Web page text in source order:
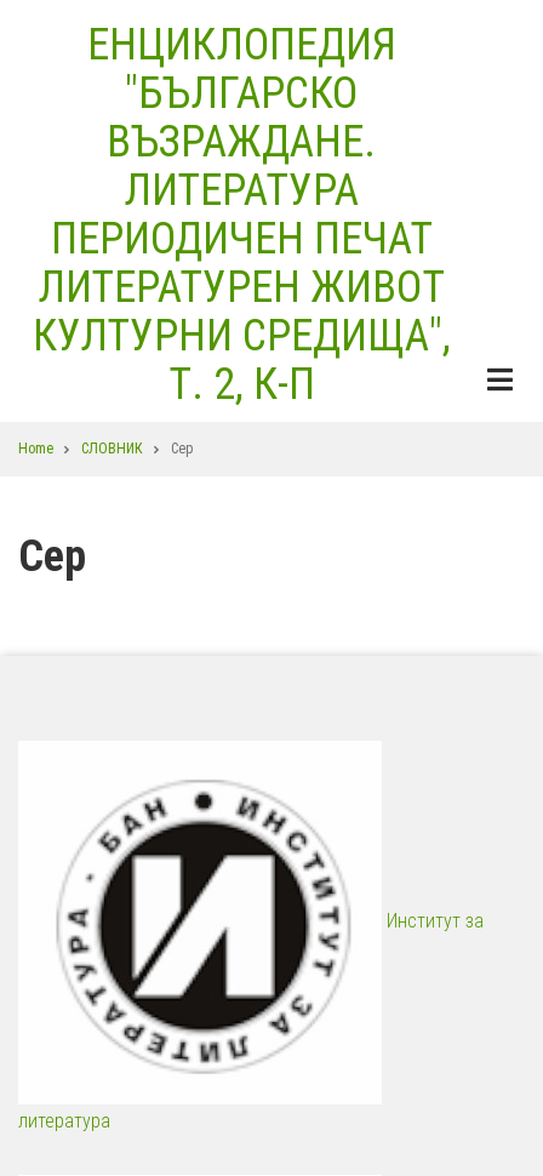
ЕНЦИКЛОПЕДИЯ
"БЪЛГАРСКО
ВЪЗРАЖДАНЕ.
ЛИТЕРАТУРА
ПЕРИОДИЧЕН ПЕЧАТ
ЛИТЕРАТУРЕН ЖИВОТ
КУЛТУРНИ СРЕДИЩА",
Т. 2, К-П
Breadcrumb
Home СЛОВНИК Сер
Сер
Институт за
литература